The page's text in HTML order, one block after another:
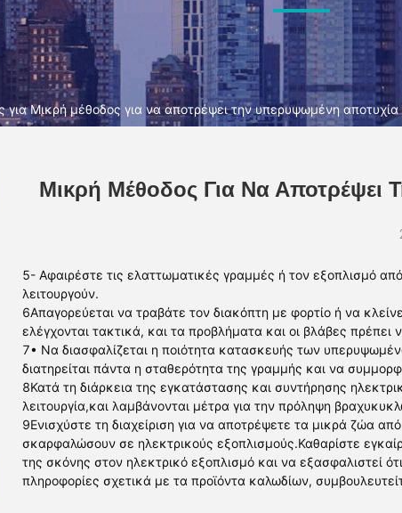
για Μικρή μέθοδος για να αποτρέψει την υπερυψωμένη
Μικρή Μέθοδος Για Να
5- Αφαιρέστε τις ελαττωματικές γραμμές ή τον εξοπλισμό
λειτουργούν.
6Απαγορεύεται να τραβάτε τον διακόπτη με φορτίο ή να
ελέγχονται τακτικά, και τα προβλήματα και οι βλάβες πρέπει
7• Να διασφαλίζεται η ποιότητα κατασκευής των
διατηρείται πάντα η σταθερότητα της γραμμής και να
8Κατά τη διάρκεια της εγκατάστασης και συντήρησης
λειτουργία,και λαμβάνονται μέτρα για την πρόληψη
9Ενισχύστε τη διαχείριση για να αποτρέψετε τα μικρά ζώα
σκαρφαλώσουν σε ηλεκτρικούς εξοπλισμούς.Καθαρίστε
της σκόνης στον ηλεκτρικό εξοπλισμό και να εξασφαλιστεί
πληροφορίες σχετικά με τα προϊόντα καλωδίων,